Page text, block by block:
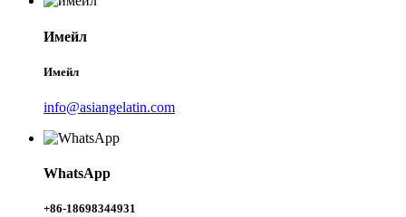
Имейл
Имейл
info@asiangelatin.com
WhatsApp
+86-18698344931